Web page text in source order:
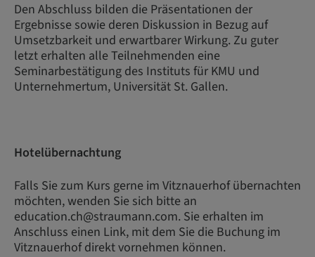
Den Abschluss bilden die Präsentationen der
Ergebnisse sowie deren Diskussion in Bezug auf
Umsetzbarkeit und erwartbarer Wirkung. Zu guter
letzt erhalten alle Teilnehmenden eine
Seminarbestätigung des Instituts für KMU und
Unternehmertum, Universität St. Gallen.
Hotelübernachtung
Falls Sie zum Kurs gerne im Vitznauerhof übernachten
möchten, wenden Sie sich bitte an
education.ch@straumann.com. Sie erhalten im
Anschluss einen Link, mit dem Sie die Buchung im
Vitznauerhof direkt vornehmen können.